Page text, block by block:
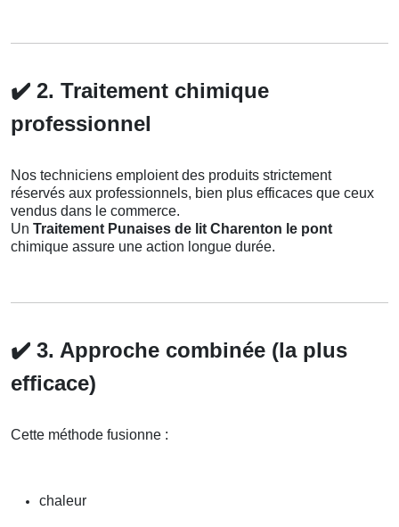
✔️ 2. Traitement chimique
professionnel
Nos techniciens emploient des produits strictement
réservés aux professionnels, bien plus efficaces que ceux
vendus dans le commerce.
Un Traitement Punaises de lit Charenton le pont
chimique assure une action longue durée.
✔️ 3. Approche combinée (la plus
efficace)
Cette méthode fusionne :
chaleur